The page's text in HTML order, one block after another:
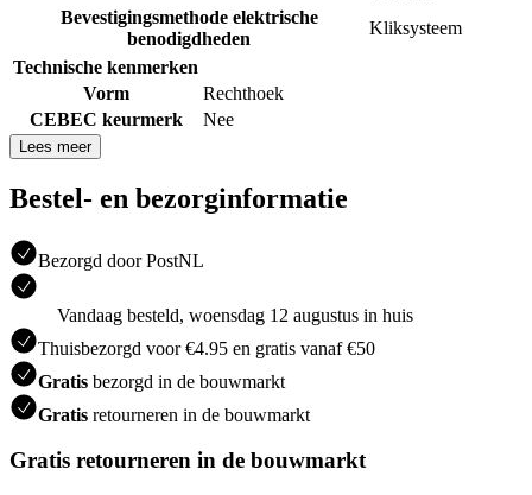
Bevestigingsmethode elektrische
benodigdheden
Kliksysteem
Technische kenmerken
Vorm
Rechthoek
CEBEC keurmerk
Nee
Lees meer
Bestel- en bezorginformatie
Bezorgd door PostNL
Vandaag besteld, woensdag 12 augustus in huis
Thuisbezorgd voor €4.95 en gratis vanaf €50
Gratis bezorgd in de bouwmarkt
Gratis retourneren in de bouwmarkt
Gratis retourneren in de bouwmarkt